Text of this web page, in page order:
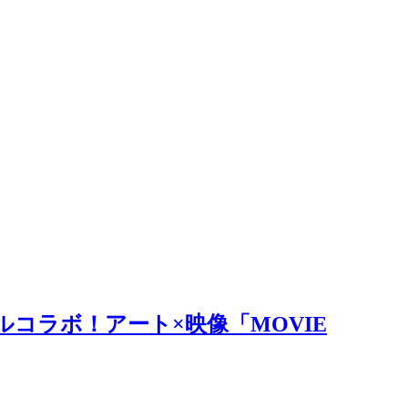
コラボ！アート×映像「MOVIE